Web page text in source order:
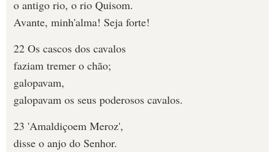
o antigo rio, o rio Quisom.
Avante, minh'alma! Seja forte!
22 Os cascos dos cavalos
faziam tremer o chão;
galopavam,
galopavam os seus poderosos cavalos.
23 'Amaldiçoem Meroz',
disse o anjo do Senhor.